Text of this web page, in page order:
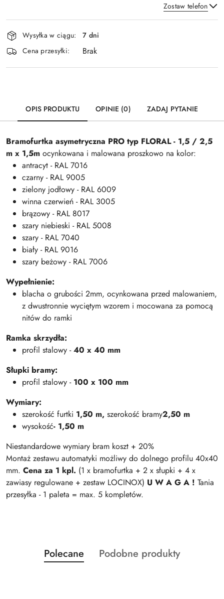
Zostaw telefon
Dostępność
i
dostawa
Wysyłka w ciągu:
7 dni
Cena przesyłki:
Brak
OPIS PRODUKTU OPINIE (0) ZADAJ PYTANIE
Bramofurtka asymetryczna PRO typ FLORAL - 1,5 / 2,5
m x 1,5m ocynkowana i malowana proszkowo na kolor:
antracyt - RAL 7016
czarny - RAL 9005
zielony jodłowy - RAL 6009
winna czerwień - RAL 3005
brązowy - RAL 8017
szary niebieski - RAL 5008
szary - RAL 7040
biały - RAL 9016
szary beżowy - RAL 7006
Wypełnienie:
blacha o grubości 2mm, ocynkowana przed malowaniem,
z dwustronnie wyciętym wzorem i mocowana za pomocą
nitów do ramki
Ramka skrzydła:
profil stalowy -40 x 40 mm
Słupki bramy:
profil stalowy - 100 x 100 mm
Wymiary:
szerokość furtki 1,50 m, szerokość bramy2,50 m
wysokość- 1,50 m
Niestandardowe wymiary bram koszt + 20%
Montaż zestawu automatyki możliwy do dolnego profilu 40x40
mm. Cena za 1 kpl. (1 x bramofurtka + 2 x słupki + 4 x
zawiasy regulowane + zestaw LOCINOX) U W A G A ! Tania
przesyłka - 1 paleta = max. 5 kompletów.
Pomiń karuzelę produktów
Produkty
o
Polecane
Produkty
Podobne produkty